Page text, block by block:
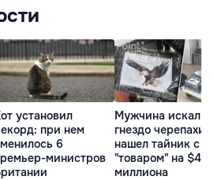
установил
при нем
6
министров
Мужчина искал
гнездо черепахи,
нашел тайник с
"товаром" на $4
миллиона